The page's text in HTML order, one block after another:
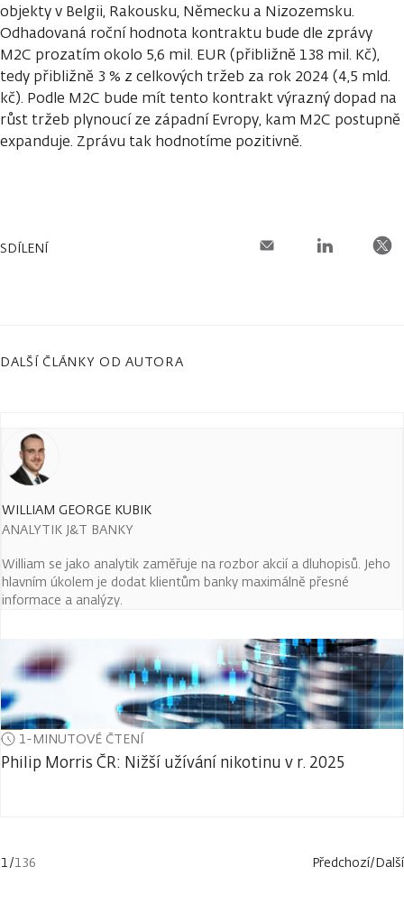
objekty v Belgii, Rakousku, Německu a Nizozemsku.
Odhadovaná roční hodnota kontraktu bude dle zprávy
M2C prozatím okolo 5,6 mil. EUR (přibližně 138 mil. Kč),
tedy přibližně 3 % z celkových tržeb za rok 2024 (4,5 mld.
kč). Podle M2C bude mít tento kontrakt výrazný dopad na
růst tržeb plynoucí ze západní Evropy, kam M2C postupně
expanduje. Zprávu tak hodnotíme pozitivně.
SDÍLENÍ
DALŠÍ ČLÁNKY OD AUTORA
WILLIAM GEORGE KUBIK
ANALYTIK J&T BANKY
William se jako analytik zaměřuje na rozbor akcií a dluhopisů. Jeho
hlavním úkolem je dodat klientům banky maximálně přesné
informace a analýzy.
1-MINUTOVÉ ČTENÍ
Philip Morris ČR: Nižší užívání nikotinu v r. 2025
1/136 Předchozí/Další